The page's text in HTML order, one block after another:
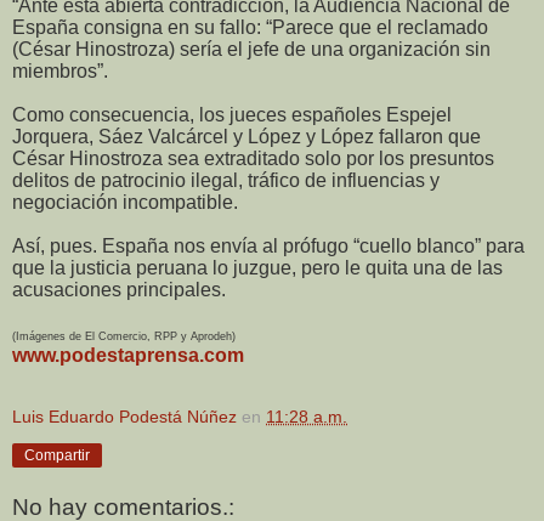
“Ante esta abierta contradicción, la Audiencia Nacional de
España consigna en su fallo: “Parece que el reclamado
(César Hinostroza) sería el jefe de una organización sin
miembros”.
Como consecuencia, los jueces españoles Espejel
Jorquera, Sáez Valcárcel y López y López fallaron que
César Hinostroza sea extraditado solo por los presuntos
delitos de patrocinio ilegal, tráfico de influencias y
negociación incompatible.
Así, pues. España nos envía al prófugo “cuello blanco” para
que la justicia peruana lo juzgue, pero le quita una de las
acusaciones principales.
(Imágenes de El Comercio, RPP y Aprodeh)
www.podestaprensa.com
Luis Eduardo Podestá Núñez en 11:28 a.m.
Compartir
No hay comentarios.: